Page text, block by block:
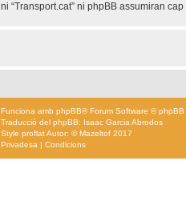
ni “Transport.cat” ni phpBB assumiran
Funciona amb phpBB® Forum Software © phpBB
Traducció del phpBB: Isaac Garcia Abrodos
Style proflatAutor: ©Mazeltof 2017
Privadesa | Condicions